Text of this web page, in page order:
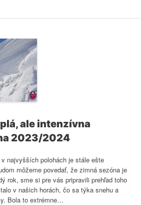
ale intenzívna
2023/2024
najvyšších polohách je stále ešte
môžeme povedať, že zimná sezóna je
rok, sme si pre vás pripravili prehľad toho
v našich horách, čo sa týka snehu a
Bola to extrémne…